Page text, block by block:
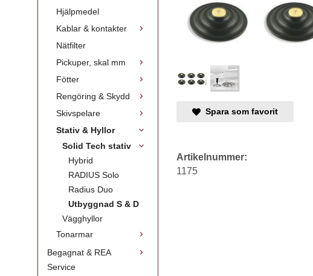
Hjälpmedel
Kablar & kontakter
Nätfilter
Pickuper, skal mm
Fötter
Rengöring & Skydd
Skivspelare
Stativ & Hyllor
Solid Tech stativ
Hybrid
RADIUS Solo
Radius Duo
Utbyggnad S & D
Vägghyllor
Tonarmar
Begagnat & REA
Service
Spara som favorit
Artikelnummer:
1175